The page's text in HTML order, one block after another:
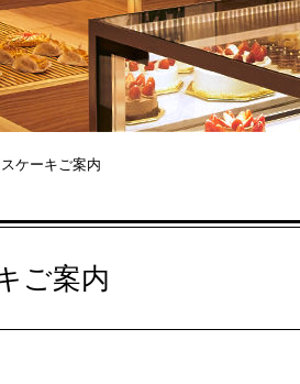
ケーキご案内
ご案内